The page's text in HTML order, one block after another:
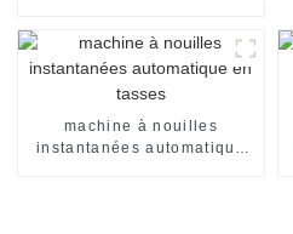
film rétractable, machine de
scellage
machine à nouilles
instantanées automatique